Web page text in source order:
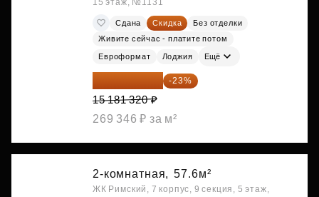
15 этаж, №1131
Сдана Скидка
Без отделки
Живите сейчас - платите потом
Евроформат Лоджия Ещё
11 689 616 ₽ -23%
15 181 320 ₽
269 346 ₽ за м²
2-комнатная, 57.6м²
ЖК Римский, 7 корпус, 9 секция, 5 этаж,